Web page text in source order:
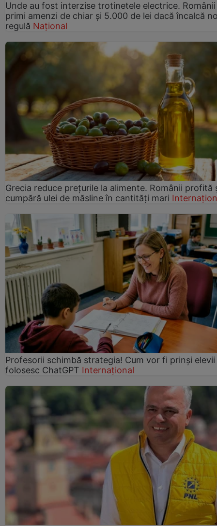
Unde au fost interzise trotinetele electrice.
primi amenzi de chiar și 5.000 de lei dacă încalcă
regulă Național
Grecia reduce prețurile la alimente. Românii profită
cumpără ulei de măsline în cantități mari
Profesorii schimbă strategia! Cum vor fi prinși elevii
folosesc ChatGPT Internațional